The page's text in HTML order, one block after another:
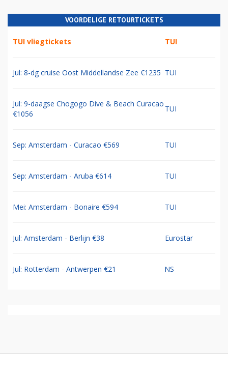
VOORDELIGE RETOURTICKETS
TUI vliegtickets TUI
Jul: 8-dg cruise Oost Middellandse Zee €1235 TUI
Jul: 9-daagse Chogogo Dive & Beach Curacao
€1056
TUI
Sep: Amsterdam - Curacao €569 TUI
Sep: Amsterdam - Aruba €614 TUI
Mei: Amsterdam - Bonaire €594 TUI
Jul: Amsterdam - Berlijn €38 Eurostar
Jul: Rotterdam - Antwerpen €21 NS